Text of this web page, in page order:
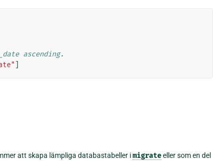
ascending.
att skapa lämpliga databastabeller imigrateeller som en del